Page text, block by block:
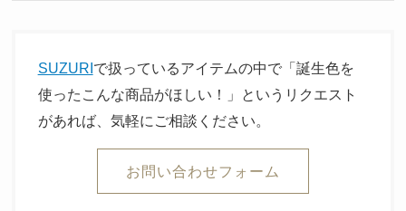
SUZURIで扱っているアイテムの中で「誕生色を
使ったこんな商品がほしい！」というリクエスト
があれば、気軽にご相談ください。
お問い合わせフォーム